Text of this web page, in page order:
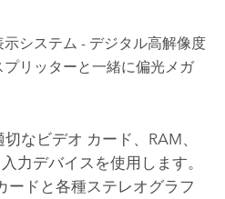
システム - デジタル高解像度
リッターと一緒に偏光メガ
なビデオ カード、RAM、
力デバイスを使用します。
ードと各種ステレオグラフ